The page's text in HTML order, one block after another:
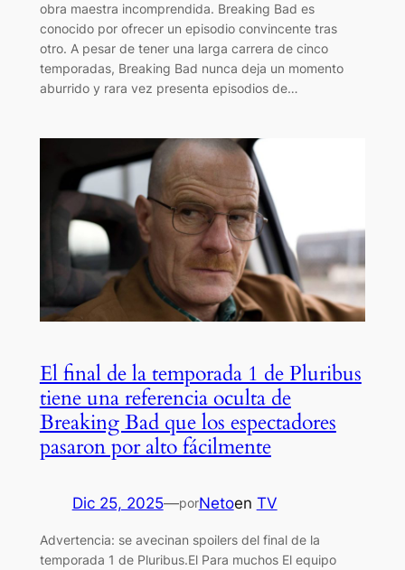
obra maestra incomprendida. Breaking Bad es
conocido por ofrecer un episodio convincente tras
otro. A pesar de tener una larga carrera de cinco
temporadas, Breaking Bad nunca deja un momento
aburrido y rara vez presenta episodios de…
El final de la temporada 1 de Pluribus
tiene una referencia oculta de
Breaking Bad que los espectadores
pasaron por alto fácilmente
Dic 25, 2025—porNetoen TV
Advertencia: se avecinan spoilers del final de la
temporada 1 de Pluribus.El Para muchos El equipo